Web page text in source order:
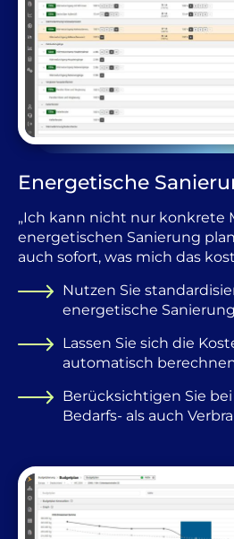
Energetische
„Ich kann nicht nur konkrete
energetischen Sanierung
auch sofort, was mich das
Nutzen Sie
energetische
Lassen Sie sich die
automatisch
Berücksichtigen Sie
Bedarfs- als auch